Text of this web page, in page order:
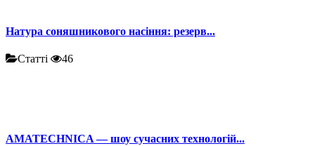
Натура соняшникового насіння: резерв...
Статті 46
AMATECHNICA — шоу сучасних технологій...